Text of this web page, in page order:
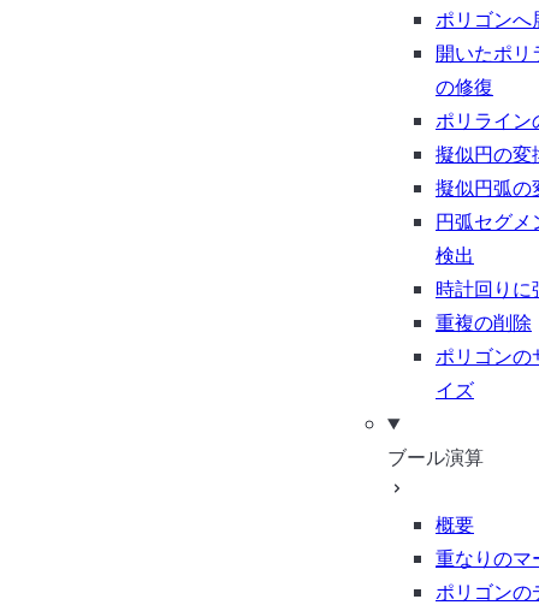
ポリゴンへ
開いたポリ
の修復
ポリライン
擬似円の変
擬似円弧の
円弧セグメ
検出
時計回りに
重複の削除
ポリゴンの
イズ
ブール演算
概要
重なりのマ
ポリゴンの